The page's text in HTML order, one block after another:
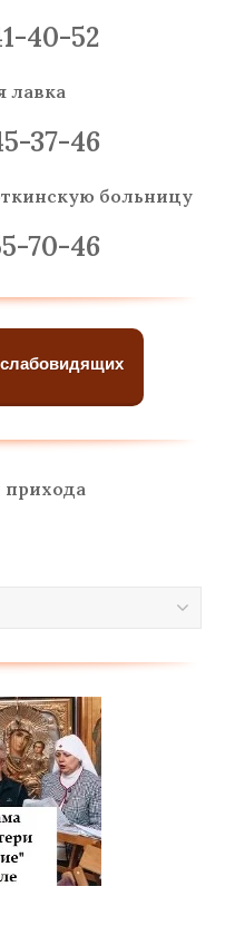
40-52
лавка
37-46
больницу
70-46
прихода